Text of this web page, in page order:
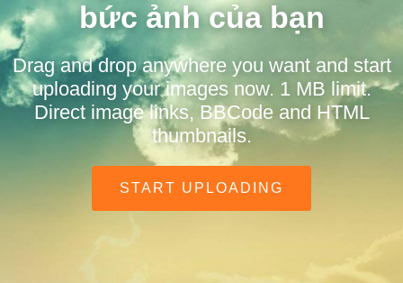
bức ảnh của bạn
Drag and drop anywhere you want and start
uploading your images now. 1 MB limit.
Direct image links, BBCode and HTML
thumbnails.
START UPLOADING